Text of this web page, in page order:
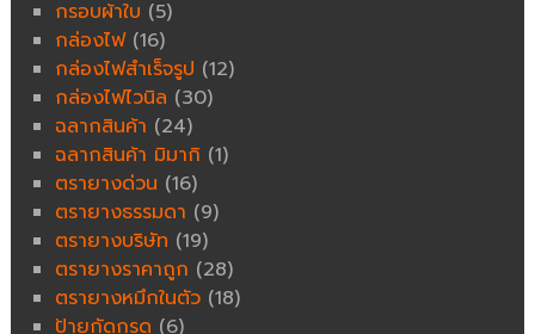
กรอบผ้าใบ (5)
กล่องไฟ (16)
กล่องไฟสำเร็จรูป (12)
กล่องไฟไวนิล (30)
ฉลากสินค้า (24)
ฉลากสินค้า มิมากิ (1)
ตรายางด่วน (16)
ตรายางธรรมดา (9)
ตรายางบริษัท (19)
ตรายางราคาถูก (28)
ตรายางหมึกในตัว (18)